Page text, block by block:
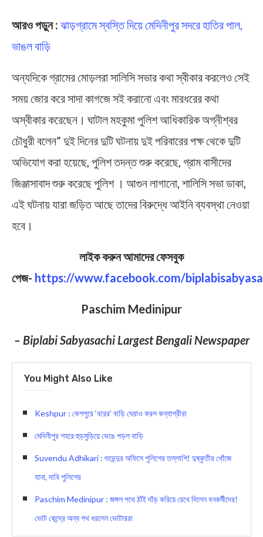
আরও পড়ুন : ঝাড়গ্রামে স্বস্তি দিয়ে মেদিনীপুর সদরে হাতির পাল,
ভাঙল বাড়ি
অন্যদিকে গ্রামের মোড়লরা সালিসি সভার কথা স্বীকার করলেও সেই
সময় জোর করে সাদা কাগজে সই করানো এবং মারধরের কথা
অস্বীকার করেছেন। ঘাটাল মহকুমা পুলিশ আধিকারিক অগ্নীশ্বর
চৌধুরী বলেন” দুই দিনের দুটি ঘটনায় দুই পরিবারের পক্ষ থেকে দুটি
অভিযোগ করা হয়েছে, পুলিশ তদন্ত শুরু করেছে, গ্রাম বাসীদের
জিঞ্জাসাবাদ শুরু করেছে পুলিশ । আগুন লাগানো, শালিসি সভা ডাকা,
এই ঘটনায় যারা জড়িত আছে তাদের বিরুদ্ধে আইনি ব্যবস্থা নেওয়া
হবে।
লাইক করুন আমাদের ফেসবুক
পেজ- https://www.facebook.com/
Paschim Medinipur
– Biplabi Sabyasachi Largest Bengali Newspaper
You Might Also Like
Keshpur : কেশপুরে ‘বরের’ বাড়ি ঘেরাও করল কন্যাশ্রীরা
মেদিনীপুর শহরে হুড়মুড়িয়ে ভেঙে পড়ল বাড়ি
Suvendu Adhikari : শুভেন্দুর অফিসে পুলিশের তল্লাশি! দুষ্কৃতীর খোঁজে
হানা, দাবি পুলিশের
Paschim Medinipur : জঙ্গল পথে ঠাঁই দাঁড় করিয়ে রেখে দিলেন বনকর্মীদের!
ভোট কেন্দ্রে অন্য পথ ধরলেন ভোটাররা